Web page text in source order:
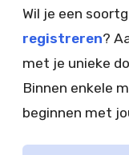
Wil je een
registreren?
met je unieke
Binnen enkele
beginnen met